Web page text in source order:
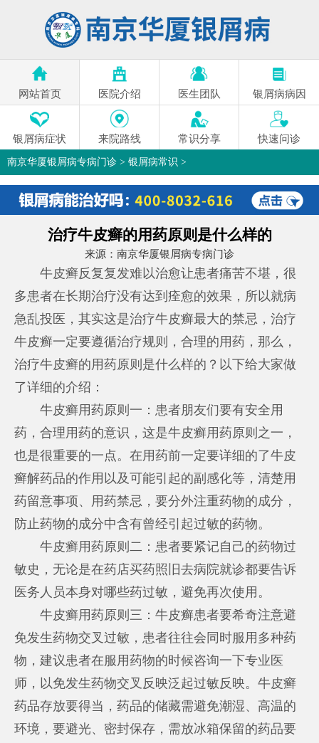
网站首页 医院介绍 医生团队 银屑病病因
银屑病症状 来院路线 常识分享 快速问诊
南京华厦银屑病专病门诊 > 银屑病常识 >
治疗牛皮癣的用药原则是什么样的
来源： 南京华厦银屑病专病门诊
牛皮癣反复复发难以治愈让患者痛苦不堪，很
多患者在长期治疗没有达到痊愈的效果，所以就病
急乱投医，其实这是治疗牛皮癣最大的禁忌，治疗
牛皮癣一定要遵循治疗规则，合理的用药，那么，
治疗牛皮癣的用药原则是什么样的？以下给大家做
了详细的介绍：
牛皮癣用药原则一：患者朋友们要有安全用
药，合理用药的意识，这是牛皮癣用药原则之一，
也是很重要的一点。在用药前一定要详细的了牛皮
癣解药品的作用以及可能引起的副感化等，清楚用
药留意事项、用药禁忌，要分外注重药物的成分，
防止药物的成分中含有曾经引起过敏的药物。
牛皮癣用药原则二：患者要紧记自己的药物过
敏史，无论是在药店买药照旧去病院就诊都要告诉
医务人员本身对哪些药过敏，避免再次使用。
牛皮癣用药原则三：牛皮癣患者要希奇注意避
免发生药物交叉过敏，患者往往会同时服用多种药
物，建议患者在服用药物的时候咨询一下专业医
师，以免发生药物交叉反映泛起过敏反映。牛皮癣
药品存放要得当，药品的储藏需避免潮湿、高温的
环境，要避光、密封保存，需放冰箱保留的药品要